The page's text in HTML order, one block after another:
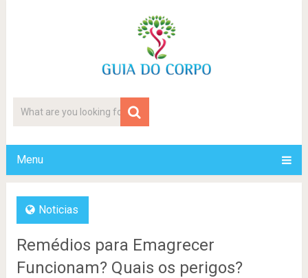
Menu
Noticias
Remédios para Emagrecer
Funcionam? Quais os perigos?